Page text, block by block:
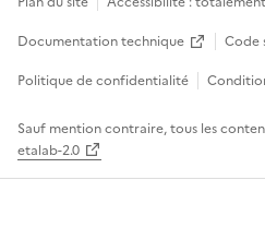
Documentation technique
Code
Politique de confidentialité
Sauf mention contraire, tous les
etalab-2.0